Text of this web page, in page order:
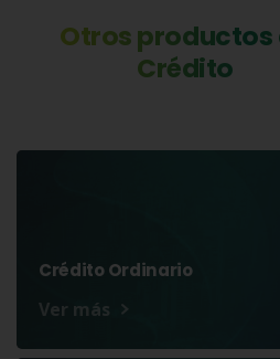
Otros productos
Crédito
Crédito Ordinario
Ver más